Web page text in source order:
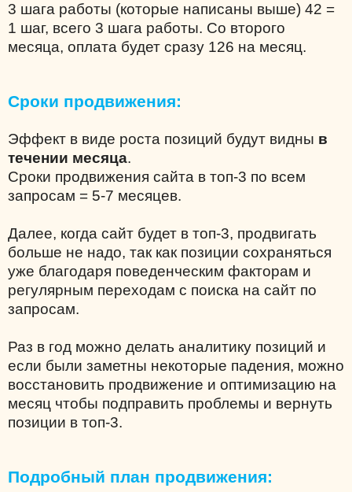
3 шага работы (которые написаны выше) 42 =
1 шаг, всего 3 шага работы. Со второго
месяца, оплата будет сразу 126 на месяц.
Сроки продвижения:
Эффект в виде роста позиций будут видны в
течении месяца.
Сроки продвижения сайта в топ-3 по всем
запросам = 5-7 месяцев.
Далее, когда сайт будет в топ-3, продвигать
больше не надо, так как позиции сохраняться
уже благодаря поведенческим факторам и
регулярным переходам с поиска на сайт по
запросам.
Раз в год можно делать аналитику позиций и
если были заметны некоторые падения, можно
восстановить продвижение и оптимизацию на
месяц чтобы подправить проблемы и вернуть
позиции в топ-3.
Подробный план продвижения: